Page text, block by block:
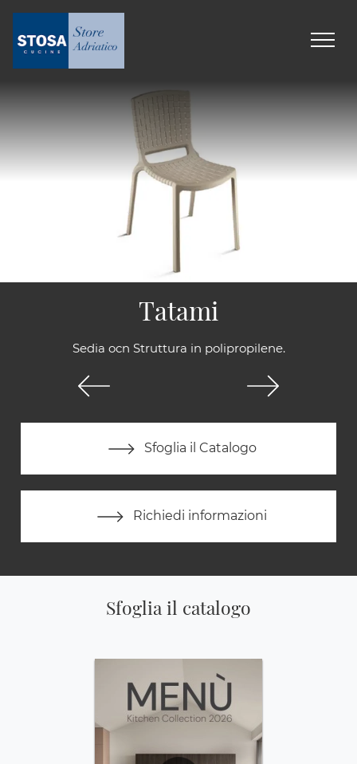
Sedia ocn Struttura in polipropilene.
Sfoglia il Catalogo
Richiedi informazioni
Tatami
Sfoglia il catalogo